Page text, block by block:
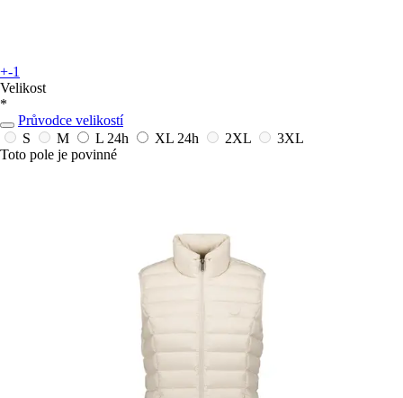
+-1
Velikost
*
Průvodce velikostí
S
M L 24h XL 24h 2XL
3XL
Toto pole je povinné